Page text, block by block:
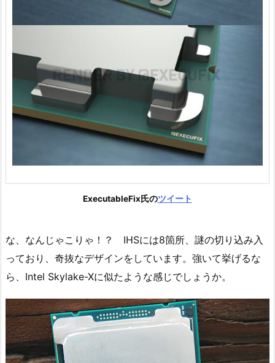
ExecutableFix氏のツイート
な、なんじゃこりゃ！？ IHSには8箇所、謎の切り込み入
っており、奇抜なデザインをしています。強いて挙げるな
ら、Intel Skylake-Xに似たような感じでしょうか。